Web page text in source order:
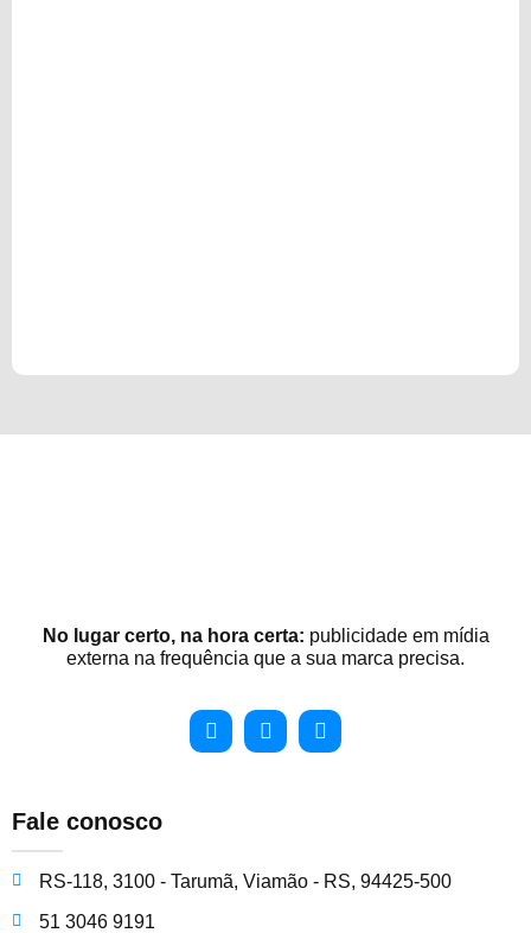
No lugar certo, na hora certa: publicidade em mídia
externa na frequência que a sua marca precisa.
Fale conosco
RS-118, 3100 - Tarumã, Viamão - RS, 94425-500
51 3046 9191